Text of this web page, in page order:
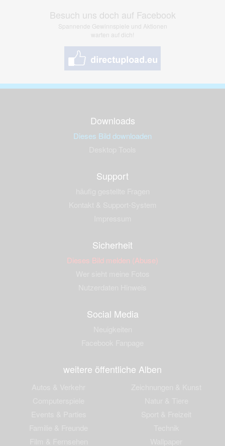
Besuch uns doch auf Facebook
Spannende Gewinnspiele und Aktionen
warten auf dich!
Downloads
Dieses Bild downloaden
Support
Sicherheit
Dieses Bild melden (Abuse)
Social Media
weitere öffentliche Alben